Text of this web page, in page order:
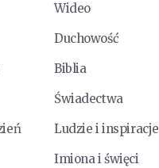
Wideo
Duchowość
Biblia
Świadectwa
Ludzie i inspiracje
Imiona i święci